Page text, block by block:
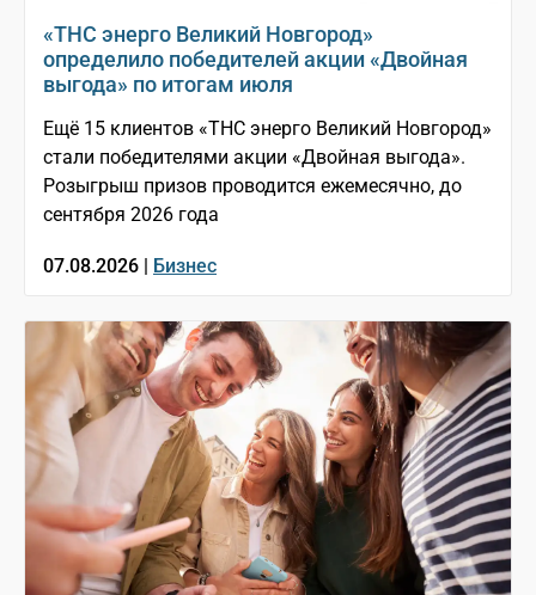
«ТНС энерго Великий Новгород»
определило победителей акции «Двойная
выгода» по итогам июля
Ещё 15 клиентов «ТНС энерго Великий Новгород»
стали победителями акции «Двойная выгода».
Розыгрыш призов проводится ежемесячно, до
сентября 2026 года
07.08.2026 | Бизнес